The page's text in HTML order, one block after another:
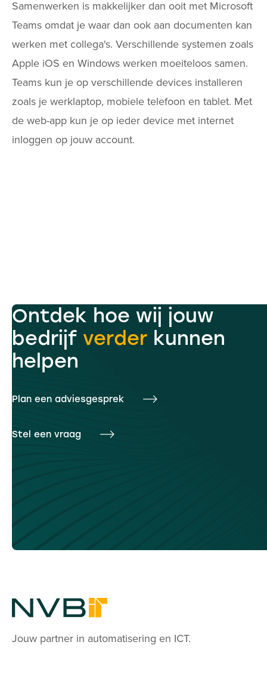
Samenwerken is makkelijker dan ooit met Microsoft
Teams omdat je waar dan ook aan documenten kan
werken met collega's. Verschillende systemen zoals
Apple iOS en Windows werken moeiteloos samen.
Teams kun je op verschillende devices installeren
zoals je werklaptop, mobiele telefoon en tablet. Met
de web-app kun je op ieder device met internet
inloggen op jouw account.
Ontdek hoe wij jouw
bedrijf verder kunnen
helpen
Plan een adviesgesprek
Stel een vraag
Jouw partner in automatisering en ICT.